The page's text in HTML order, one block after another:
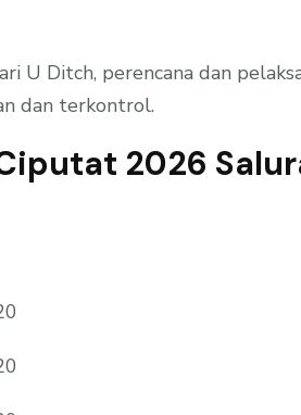
U Ditch, perencana dan
dan terkontrol.
2026